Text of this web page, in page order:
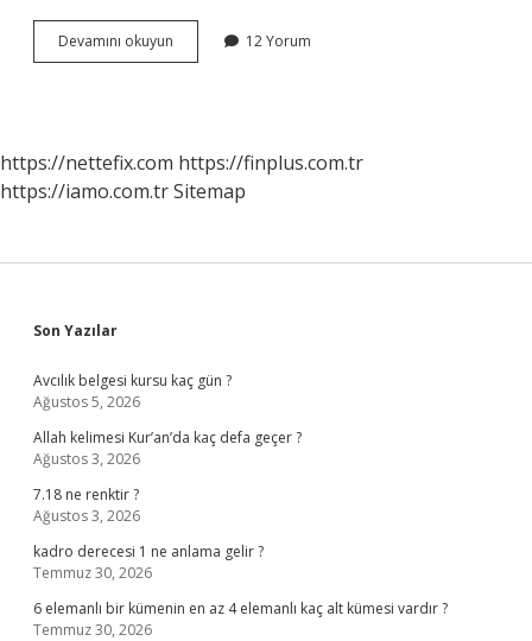
Devamını okuyun
Göçmenleri
12 Yorum
https://nettefix.com https://finplus.com.tr
https://iamo.com.trSitemap
Sidebar
Son Yazılar
Avcılık belgesi kursu kaç gün ?
Ağustos 5, 2026
Allah kelimesi Kur’an’da kaç defa geçer ?
Ağustos 3, 2026
7.18 ne renktir ?
Ağustos 3, 2026
kadro derecesi 1 ne anlama gelir ?
Temmuz 30, 2026
6 elemanlı bir kümenin en az 4 elemanlı kaç alt kümesi vardır ?
Temmuz 30, 2026